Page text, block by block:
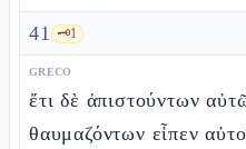
41 🗝️1
GRECO
ἔτι δὲ ἀπιστούντων
θαυμαζόντων εἶπεν